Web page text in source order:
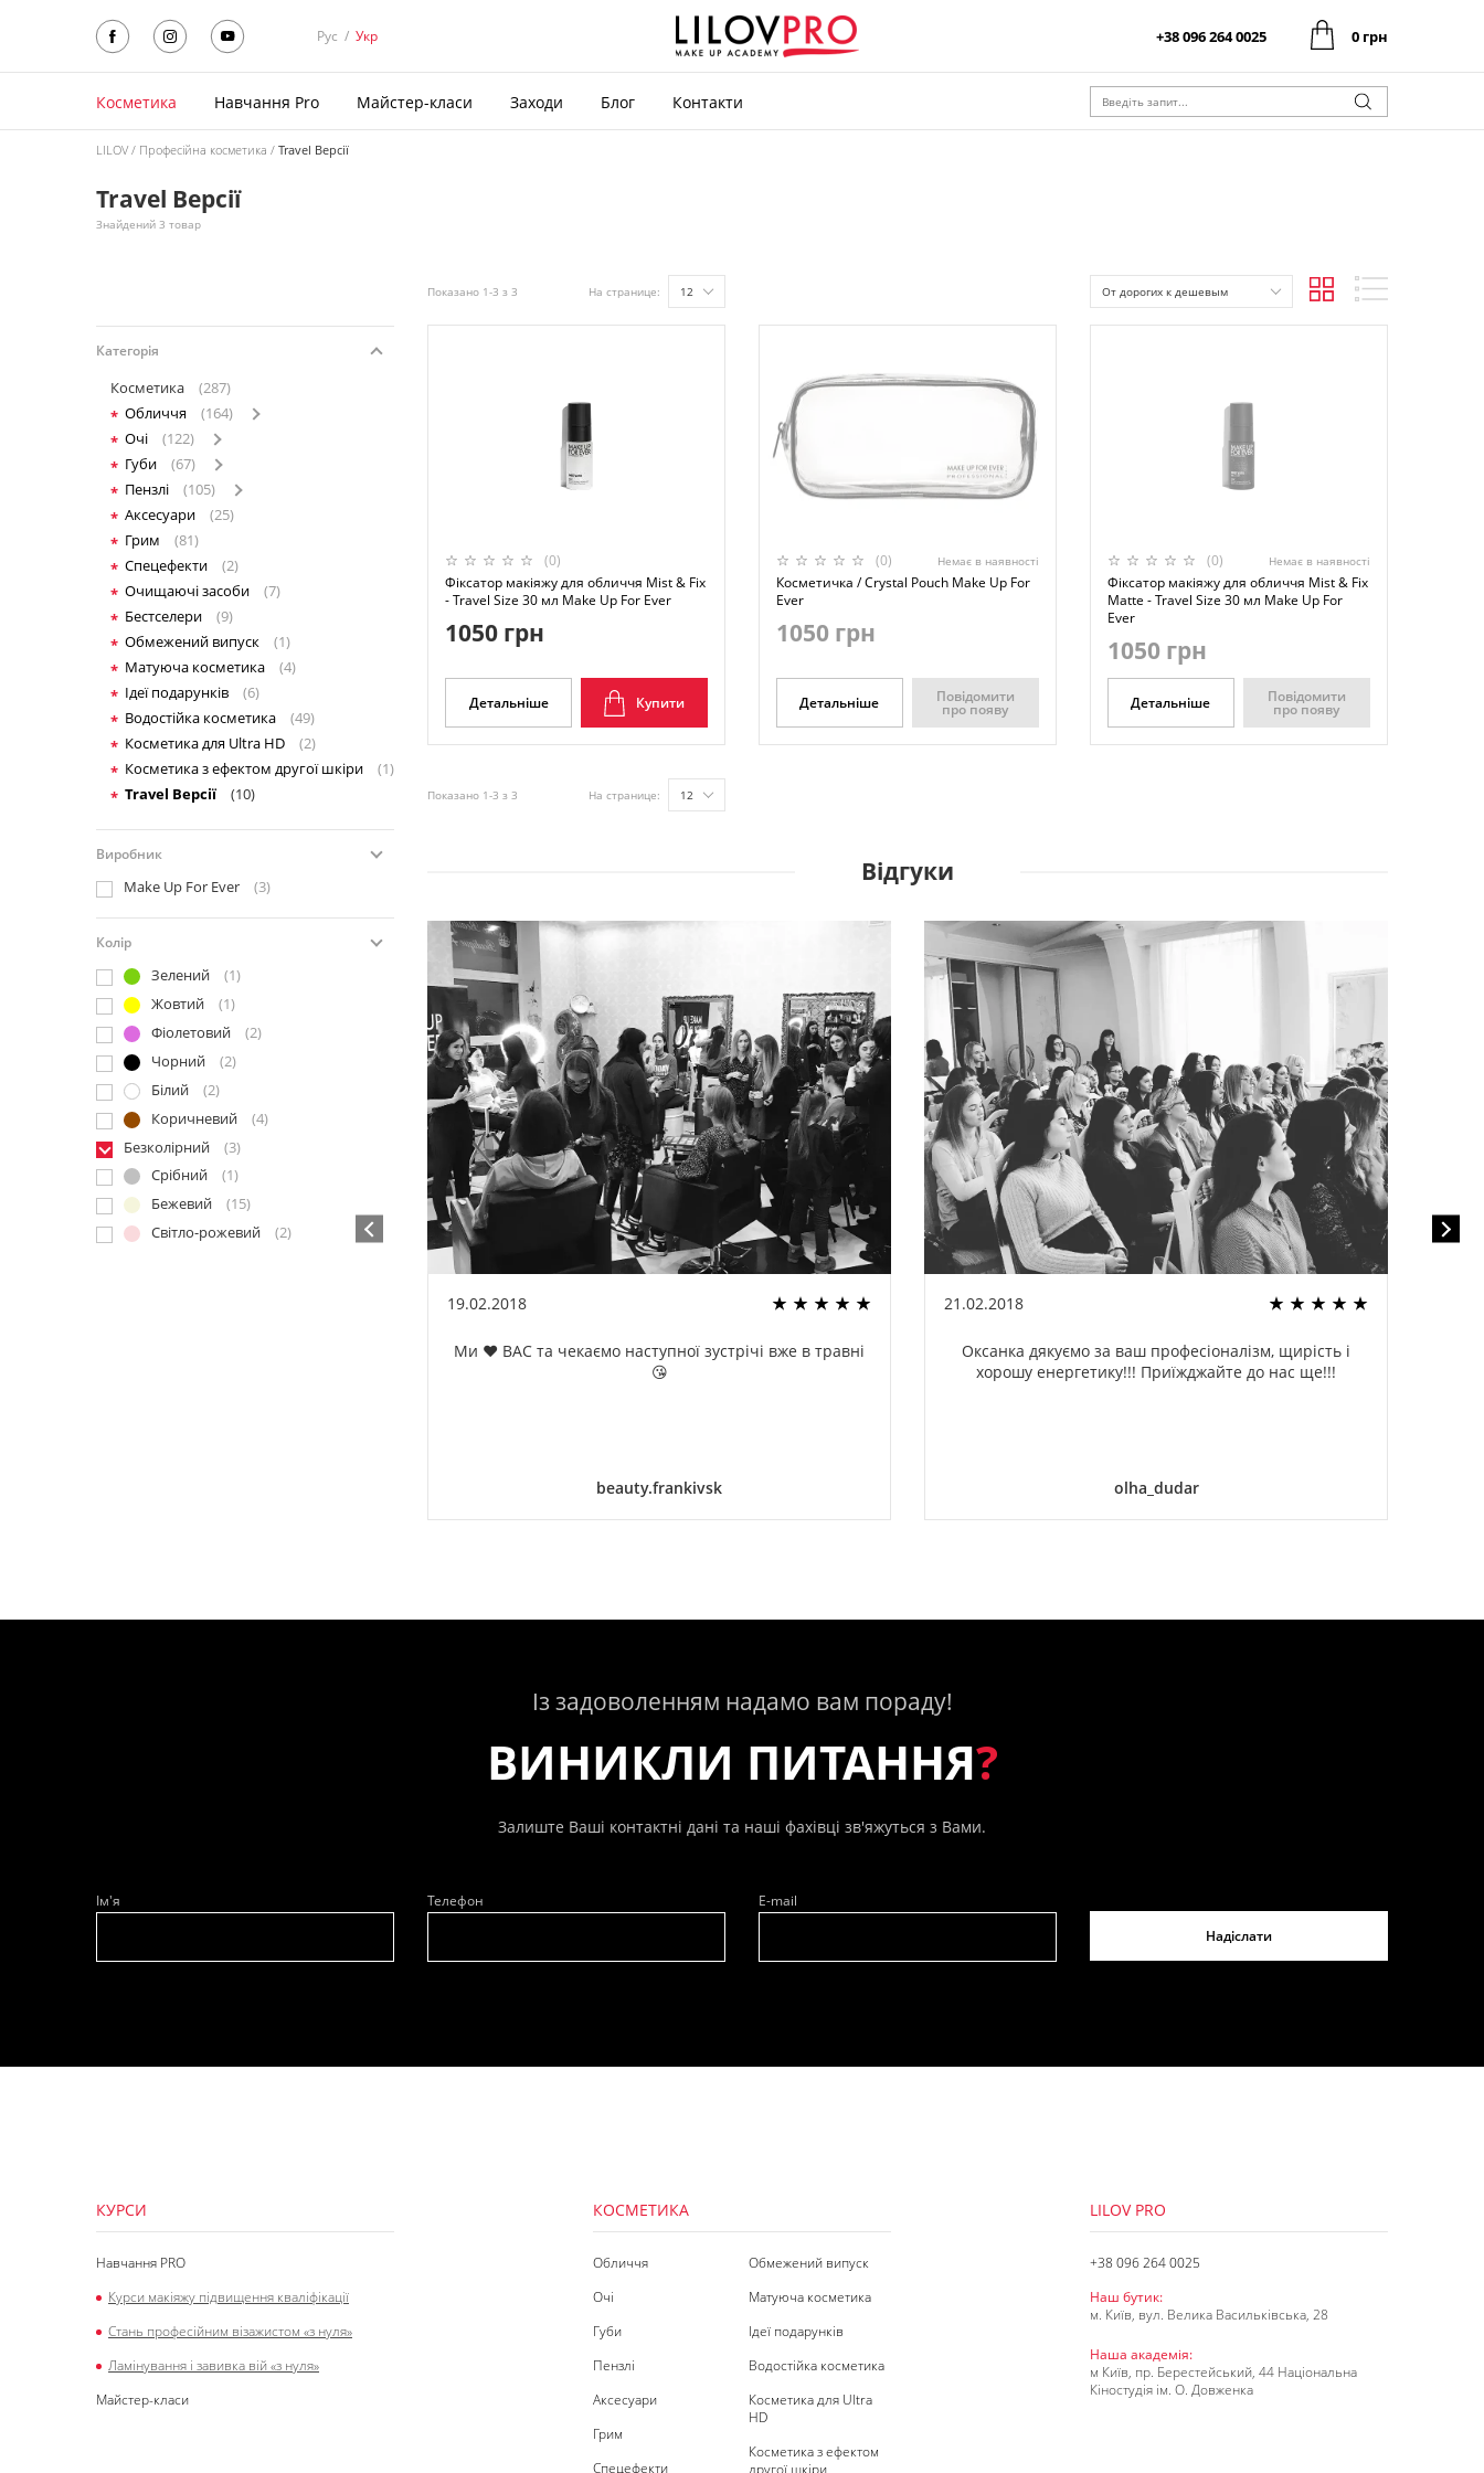
Рус / Укр +38 096 264 0025 0 грн
Косметика Навчання Pro Майстер-класи Заходи Блог Контакти
LILOV Професійна косметика Travel Версії
Travel Версії
Знайдений 3 товар
Категорія
Косметика
(287)
Обличчя
(164)
Очі
(122)
Губи
(67)
Пензлі
(105)
Аксесуари
(25)
Грим
(81)
Спецефекти
(2)
Очищаючі засоби
(7)
Бестселери
(9)
Обмежений випуск
(1)
Матуюча косметика
(4)
Ідеї подарунків
(6)
Водостійка косметика
(49)
Косметика для Ultra HD
(2)
Косметика з ефектом другої шкіри
(1)
Travel Версії
(10)
Виробник
Make Up For Ever (3)
Колір
Зелений
(1)
Жовтий
(1)
Фіолетовий
(2)
Чорний
(2)
Білий
(2)
Коричневий
(4)
Безколірний
(3)
Срібний
(1)
Бежевий
(15)
Світло-рожевий
(2)
Показано 1-3 з 3 На странице: 12 От дорогих к дешевым
(0)
Фіксатор макіяжу для обличчя Mist & Fix
- Travel Size 30 мл Make Up For Ever
1050 грн
Детальніше Купити
(0) Немає в наявності
Косметичка / Crystal Pouch Make Up For
Ever
1050 грн
Детальніше Повідомити
про появу
(0) Немає в наявності
Фіксатор макіяжу для обличчя Mist & Fix
Matte - Travel Size 30 мл Make Up For
Ever
1050 грн
Детальніше Повідомити
про появу
Показано 1-3 з 3 На странице: 12
Відгуки
19.02.2018
Ми ❤️ ВАС та чекаємо наступної зустрічі вже в травні
😘
beauty.frankivsk
21.02.2018
Оксанка дякуємо за ваш професіоналізм, щирість і
хорошу енергетику!!! Приїжджайте до нас ще!!!
olha_dudar
Із задоволенням надамо вам пораду!
ВИНИКЛИ ПИТАННЯ?
Залиште Ваші контактні дані та наші фахівці зв'яжуться з Вами.
Ім'я Телефон
E-mail
Надіслати
КУРСИ
Навчання PRO
Курси макіяжу підвищення кваліфікації
Стань професійним візажистом «з нуля»
Ламінування і завивка вій «з нуля»
Майстер-класи
КОСМЕТИКА
Обличчя
Очі
Губи
Пензлі
Аксесуари
Грим
Спецефекти
Обмежений випуск
Матуюча косметика
Ідеї подарунків
Водостійка косметика
Косметика для Ultra
HD
Косметика з ефектом
другої шкіри
LILOV PRO
+38 096 264 0025
Наш бутик:
м. Київ, вул. Велика Васильківська, 28
Наша академія:
м Київ, пр. Берестейський, 44 Національна
Кіностудія ім. О. Довженка